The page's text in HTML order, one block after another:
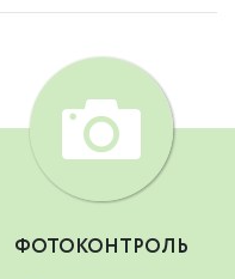
ФОТОКОНТРОЛЬ